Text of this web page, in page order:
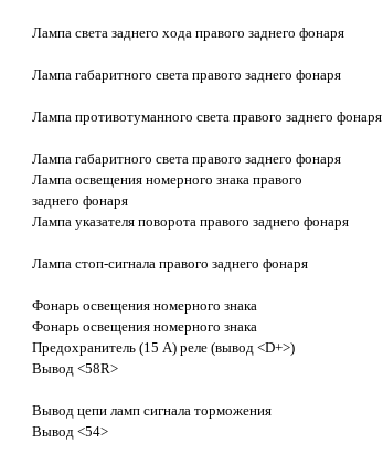
Лампа света заднего хода правого заднего фонаря
Лампа габаритного света правого заднего фонаря
Лампа противотуманного света правого заднего фонаря
Лампа габаритного света правого заднего фонаря
Лампа освещения номерного знака правого
заднего фонаря
Лампа указателя поворота правого заднего фонаря
Лампа стоп-сигнала правого заднего фонаря
Фонарь освещения номерного знака
Фонарь освещения номерного знака
Предохранитель (15 А) реле (вывод <D+>)
Вывод <58R>
Вывод цепи ламп сигнала торможения
Вывод <54>